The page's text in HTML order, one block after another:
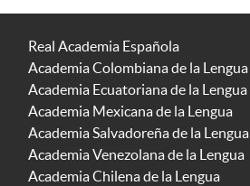
Real Academia Española
Academia Colombiana de la Lengua
Academia Ecuatoriana de la Lengua
Academia Mexicana de la Lengua
Academia Salvadoreña de la Lengua
Academia Venezolana de la Lengua
Academia Chilena de la Lengua